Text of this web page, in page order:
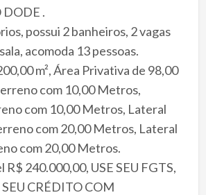
DODE .
possui 2 banheiros, 2 vagas
acomoda 13 pessoas.
m², Área Privativa de 98,00
com 10,00 Metros,
com 10,00 Metros, Lateral
com 20,00 Metros, Lateral
com 20,00 Metros.
R$ 240.000,00, USE SEU FGTS,
CRÉDITO COM